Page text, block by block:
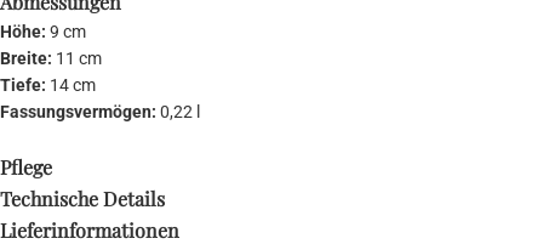
Höhe: 9 cm
Breite: 11 cm
Tiefe: 14 cm
Fassungsvermögen: 0,22 l
Pflege
Technische Details
Lieferinformationen